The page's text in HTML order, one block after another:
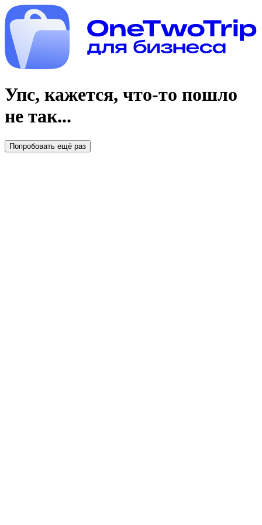
Упс, кажется, что-то пошло
не так...
Попробовать ещё раз